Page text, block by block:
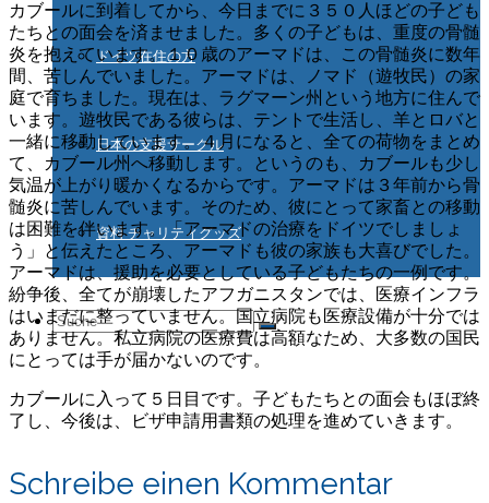
ドイツ在住の方
日本の支援サークル
資料 チャリティグッズ
Suche
nach:
カブールに到着してから、今日までに３５０人ほどの子ども
たちとの面会を済ませました。多くの子どもは、重度の骨髄
炎を抱えています。１０歳のアーマドは、この骨髄炎に数年
間、苦しんでいました。アーマドは、ノマド（遊牧民）の家
庭で育ちました。現在は、ラグマーン州という地方に住んで
います。遊牧民である彼らは、テントで生活し、羊とロバと
一緒に移動しています。４月になると、全ての荷物をまとめ
て、カブール州へ移動します。というのも、カブールも少し
気温が上がり暖かくなるからです。アーマドは３年前から骨
髄炎に苦しんでいます。そのため、彼にとって家畜との移動
は困難を伴います。「アーマドの治療をドイツでしましょ
う」と伝えたところ、アーマドも彼の家族も大喜びでした。
アーマドは、援助を必要としている子どもたちの一例です。
紛争後、全てが崩壊したアフガニスタンでは、医療インフラ
はいまだに整っていません。国立病院も医療設備が十分では
ありません。私立病院の医療費は高額なため、大多数の国民
にとっては手が届かないのです。
カブールに入って５日目です。子どもたちとの面会もほぼ終
了し、今後は、ビザ申請用書類の処理を進めていきます。
Schreibe einen Kommentar